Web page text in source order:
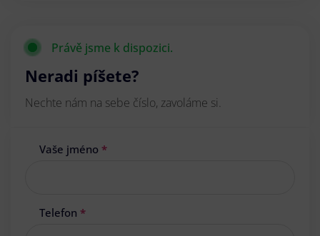
Právě jsme k dispozici.
Neradi píšete?
Nechte nám na sebe číslo, zavoláme si.
Vaše jméno *
Telefon *